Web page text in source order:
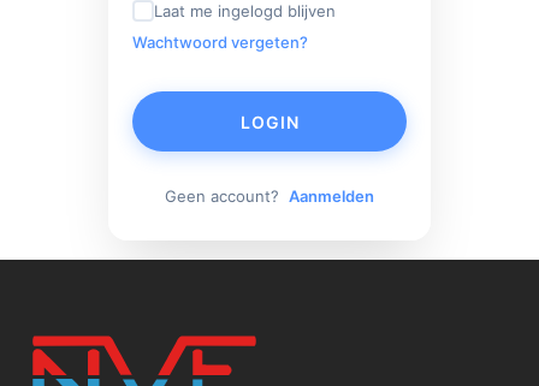
Laat me ingelogd blijven
Wachtwoord vergeten?
LOGIN
Geen account? Aanmelden